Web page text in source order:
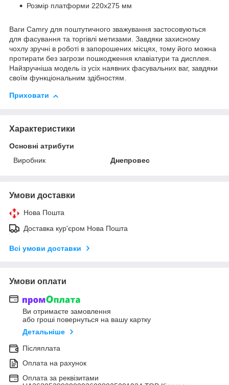
Розмір платформи 220х275 мм
Ваги Camry для поштутичного зважування застосовуються
для фасування та торгівлі метизами. Завдяки захисному
чохлу зручні в роботі в запорошених місцях, тому його можна
протирати без загрози пошкодження клавіатури та дисплея.
Найзручніша модель із усіх наявних фасувальних ваг, завдяки
своїм функціональним здібностям.
Приховати
Характеристики
Основні атрибути
Виробник
Днепровес
Умови доставки
Нова Пошта
Доставка кур'єром Нова Пошта
Всі умови доставки
Умови оплати
Ви отримаєте замовлення
або гроші повернуться на вашу картку
Детальніше
Післяплата
Оплата на рахунок
Оплата за реквізитами